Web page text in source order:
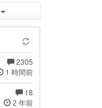
2305
1 時間前
18
2 年前